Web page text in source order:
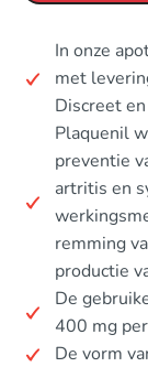
In onze
met
Discreet
Plaquenil
preventie
artritis en
remming
productie
De
400 mg
De vorm